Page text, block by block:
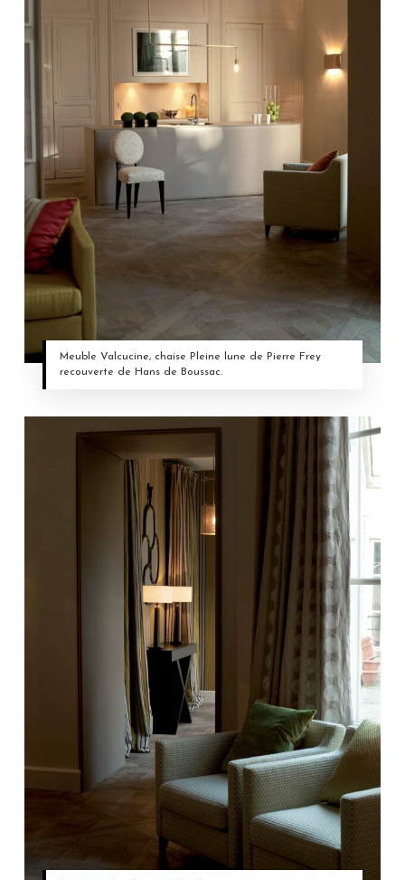
Meuble Valcucine, chaise Pleine lune de Pierre Frey
recouverte de Hans de Boussac.